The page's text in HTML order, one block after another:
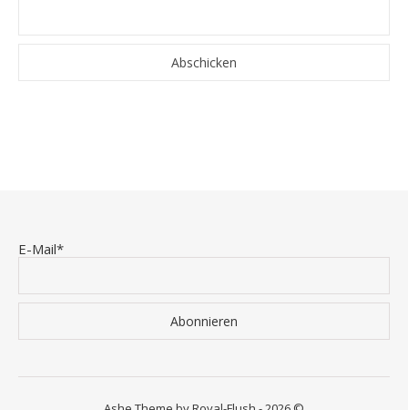
E-Mail*